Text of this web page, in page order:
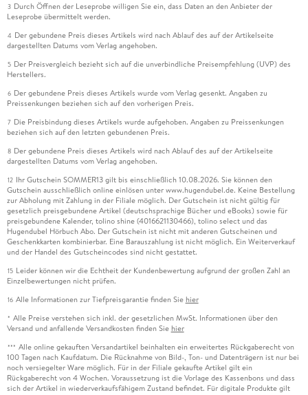
3 Durch Öffnen der Leseprobe willigen Sie ein, dass Daten an den Anbieter der
Leseprobe übermittelt werden.
4 Der gebundene Preis dieses Artikels wird nach Ablauf des auf der Artikelseite
dargestellten Datums vom Verlag angehoben.
5 Der Preisvergleich bezieht sich auf die unverbindliche Preisempfehlung (UVP) des
Herstellers.
6 Der gebundene Preis dieses Artikels wurde vom Verlag gesenkt. Angaben zu
Preissenkungen beziehen sich auf den vorherigen Preis.
7 Die Preisbindung dieses Artikels wurde aufgehoben. Angaben zu Preissenkungen
beziehen sich auf den letzten gebundenen Preis.
8 Der gebundene Preis dieses Artikels wird nach Ablauf des auf der Artikelseite
dargestellten Datums vom Verlag angehoben.
12 Ihr Gutschein SOMMER13 gilt bis einschließlich 10.08.2026. Sie können den
Gutschein ausschließlich online einlösen unter www.hugendubel.de. Keine Bestellung
zur Abholung mit Zahlung in der Filiale möglich. Der Gutschein ist nicht gültig für
gesetzlich preisgebundene Artikel (deutschsprachige Bücher und eBooks) sowie für
preisgebundene Kalender, tolino shine (4016621130466), tolino select und das
Hugendubel Hörbuch Abo. Der Gutschein ist nicht mit anderen Gutscheinen und
Geschenkkarten kombinierbar. Eine Barauszahlung ist nicht möglich. Ein Weiterverkauf
und der Handel des Gutscheincodes sind nicht gestattet.
15 Leider können wir die Echtheit der Kundenbewertung aufgrund der großen Zahl an
Einzelbewertungen nicht prüfen.
16 Alle Informationen zur Tiefpreisgarantie finden Sie hier
* Alle Preise verstehen sich inkl. der gesetzlichen MwSt. Informationen über den
Versand und anfallende Versandkosten finden Sie hier
*** Alle online gekauften Versandartikel beinhalten ein erweitertes Rückgaberecht von
100 Tagen nach Kaufdatum. Die Rücknahme von Bild-, Ton- und Datenträgern ist nur bei
noch versiegelter Ware möglich. Für in der Filiale gekaufte Artikel gilt ein
Rückgaberecht von 4 Wochen. Voraussetzung ist die Vorlage des Kassenbons und dass
sich der Artikel in wiederverkaufsfähigem Zustand befindet. Für digitale Produkte gilt